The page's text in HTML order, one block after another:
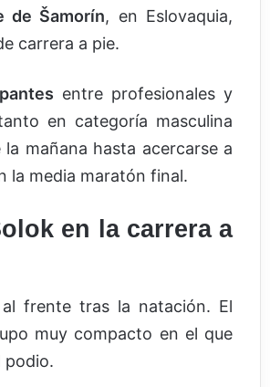
de Šamorín, en Eslovaquia,
carrera a pie.
entre profesionales y
en categoría masculina
mañana hasta acercarse a
la media maratón final.
en la carrera a
al frente tras la natación. El
muy compacto en el que
podio.